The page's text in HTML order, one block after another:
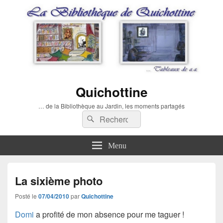
Quichottine
… de la Bibliothèque au Jardin, les moments partagés
Recherche :
Rechercher
Menu
La sixième photo
Posté le 07/04/2010parQuichottine
Domi a profité de mon absence pour me taguer !